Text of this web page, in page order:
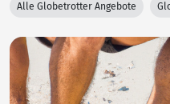
Alle Globetrotter Angebote